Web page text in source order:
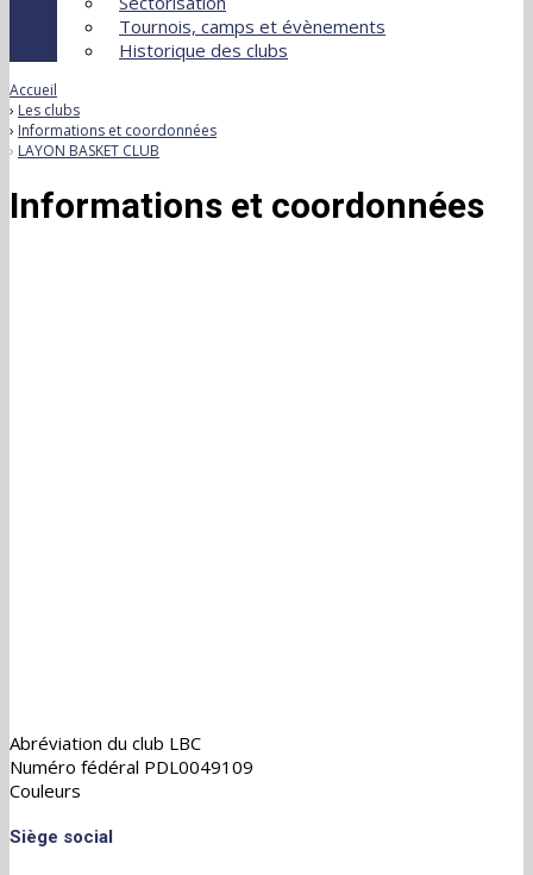
Tournois, camps et évènements
Historique des clubs
Accueil
Les clubs
Informations et coordonnées
LAYON BASKET CLUB
Informations et coordonnées
Abréviation du club LBC
Numéro fédéral PDL0049109
Couleurs
Siège social